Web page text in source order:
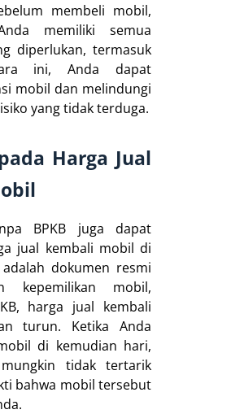
membeli mobil,
memiliki semua
diperlukan, termasuk
ini, Anda dapat
mobil dan melindungi
yang tidak terduga.
Harga Jual
BPKB juga dapat
jual kembali mobil di
dokumen resmi
kepemilikan mobil,
harga jual kembali
turun. Ketika Anda
di kemudian hari,
tidak tertarik
bahwa mobil tersebut